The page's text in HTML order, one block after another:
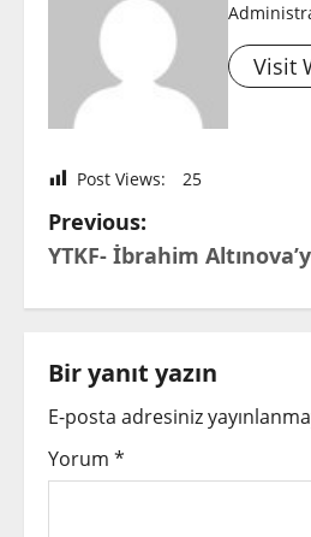
Visit
Post Views: 25
P
o
t
n
a
Previous:
YTKF- İbrahim
Bir yanıt yazın
E-posta adresiniz
Yorum *